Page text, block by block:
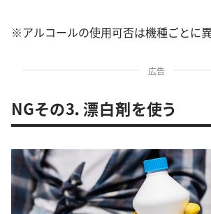
※アルコールの使用可否は機種ごとに異
広告
NGその3．漂白剤を使う